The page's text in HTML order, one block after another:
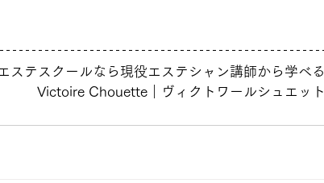
ステスクールなら現役エステシャン講師から学べる
Victoire Chouette｜ヴィクトワールシュエット